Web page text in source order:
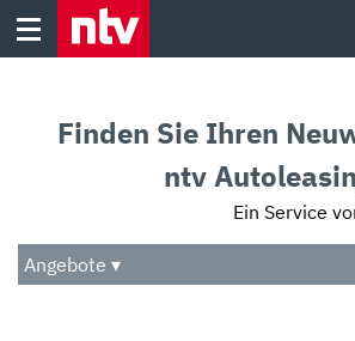
Skip
Audio
Das Beste
Finden Sie Ihren
ntv
Ein Service
Angebote ▾